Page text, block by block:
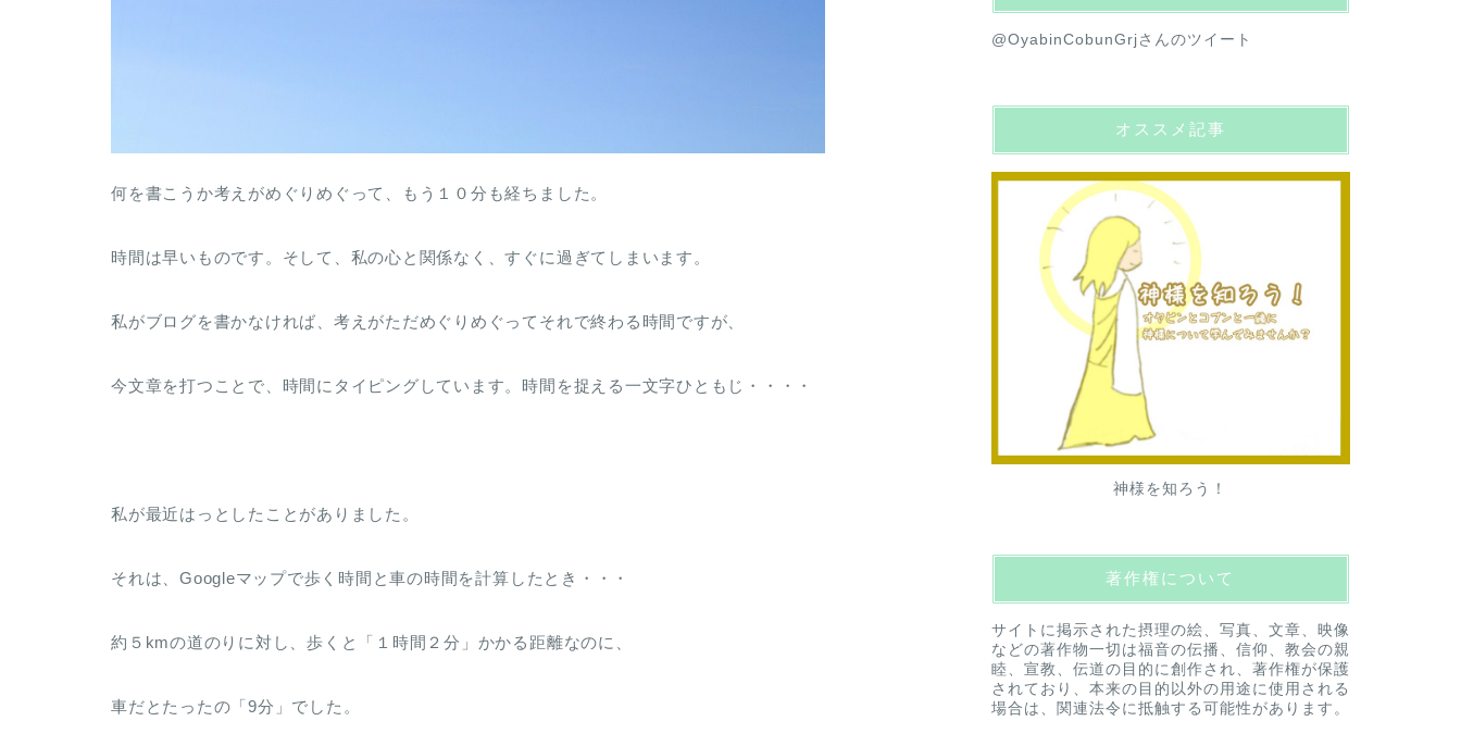
何を書こうか考えがめぐりめぐって、もう１０分も経ちました。
時間は早いものです。そして、私の心と関係なく、すぐに過ぎてしまいます。
私がブログを書かなければ、考えがただめぐりめぐってそれで終わる時間ですが、
今文章を打つことで、時間にタイピングしています。時間を捉える一文字ひともじ・・・・
私が最近はっとしたことがありました。
それは、Googleマップで歩く時間と車の時間を計算したとき・・・
約５kmの道のりに対し、歩くと「１時間２分」かかる距離なのに、
車だとたったの「9分」でした。
@OyabinCobunGrjさんのツイート
オススメ記事
神様を知ろう！
著作権について
サイトに掲示された摂理の絵、写真、文章、映像
などの著作物一切は福音の伝播、信仰、教会の親
睦、宣教、伝道の目的に創作され、著作権が保護
されており、本来の目的以外の用途に使用される
場合は、関連法令に抵触する可能性があります。